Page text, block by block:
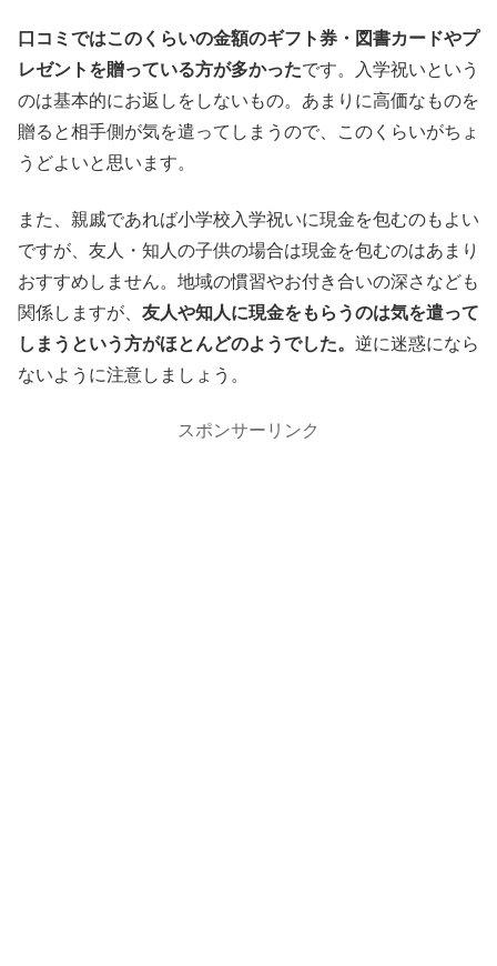
口コミではこのくらいの金額のギフト券・図書カードやプ
レゼントを贈っている方が多かったです。入学祝いという
のは基本的にお返しをしないもの。あまりに高価なものを
贈ると相手側が気を遣ってしまうので、このくらいがちょ
うどよいと思います。
また、親戚であれば小学校入学祝いに現金を包むのもよい
ですが、友人・知人の子供の場合は現金を包むのはあまり
おすすめしません。地域の慣習やお付き合いの深さなども
関係しますが、 友人や知人に現金をもらうのは気を遣って
しまうという方がほとんどのようでした。 逆に迷惑になら
ないように注意しましょう。
スポンサーリンク